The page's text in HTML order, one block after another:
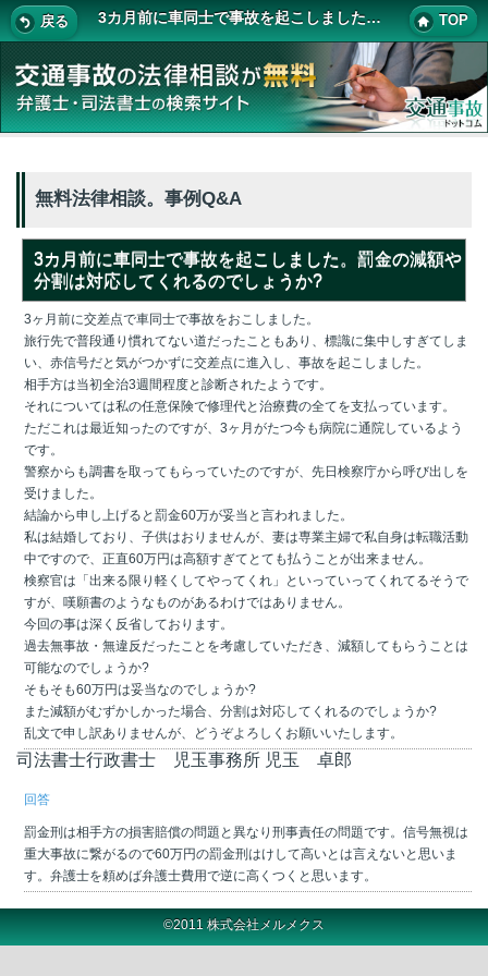
戻る 3カ月前に車同士で事故を起こしました。罰金の減額や分割は対応してくれるのでしょうか? TOP
無料法律相談。事例Q&A
3カ月前に車同士で事故を起こしました。罰金の減額や
分割は対応してくれるのでしょうか?
3ヶ月前に交差点で車同士で事故をおこしました。
旅行先で普段通り慣れてない道だったこともあり、標識に集中しすぎてしま
い、赤信号だと気がつかずに交差点に進入し、事故を起こしました。
相手方は当初全治3週間程度と診断されたようです。
それについては私の任意保険で修理代と治療費の全てを支払っています。
ただこれは最近知ったのですが、3ヶ月がたつ今も病院に通院しているよう
です。
警察からも調書を取ってもらっていたのですが、先日検察庁から呼び出しを
受けました。
結論から申し上げると罰金60万が妥当と言われました。
私は結婚しており、子供はおりませんが、妻は専業主婦で私自身は転職活動
中ですので、正直60万円は高額すぎてとても払うことが出来ません。
検察官は「出来る限り軽くしてやってくれ」といっていってくれてるそうで
すが、嘆願書のようなものがあるわけではありません。
今回の事は深く反省しております。
過去無事故・無違反だったことを考慮していただき、減額してもらうことは
可能なのでしょうか?
そもそも60万円は妥当なのでしょうか?
また減額がむずかしかった場合、分割は対応してくれるのでしょうか?
乱文で申し訳ありませんが、どうぞよろしくお願いいたします。
司法書士行政書士 児玉事務所 児玉 卓郎
回答
罰金刑は相手方の損害賠償の問題と異なり刑事責任の問題です。信号無視は
重大事故に繋がるので60万円の罰金刑はけして高いとは言えないと思いま
す。弁護士を頼めば弁護士費用で逆に高くつくと思います。
©2011 株式会社メルメクス